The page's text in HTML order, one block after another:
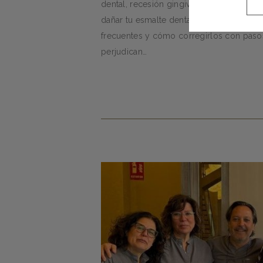
dental, recesión gingival o caries no
dañar tu esmalte dental y favorecer la
frecuentes y cómo corregirlos con
perjudican…